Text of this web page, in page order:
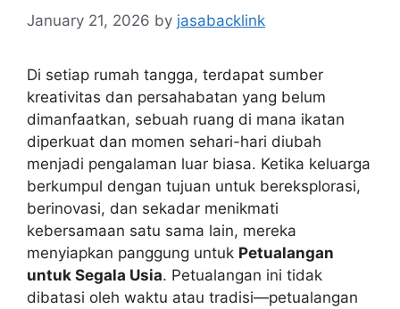
January 21, 2026 by jasabacklink
Di setiap rumah tangga, terdapat sumber
kreativitas dan persahabatan yang belum
dimanfaatkan, sebuah ruang di mana ikatan
diperkuat dan momen sehari-hari diubah
menjadi pengalaman luar biasa. Ketika keluarga
berkumpul dengan tujuan untuk bereksplorasi,
berinovasi, dan sekadar menikmati
kebersamaan satu sama lain, mereka
menyiapkan panggung untuk Petualangan
untuk Segala Usia. Petualangan ini tidak
dibatasi oleh waktu atau tradisi—petualangan